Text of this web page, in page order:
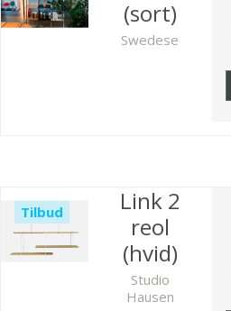
(sort)
Swedese
Tilbud
Link 2
reol
(hvid)
Studio
Hausen